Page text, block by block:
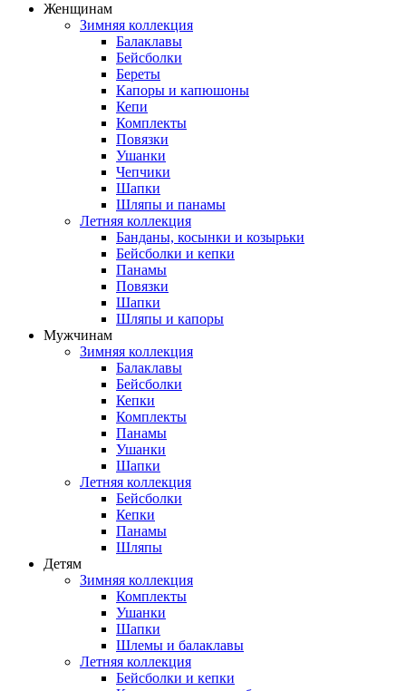
Женщинам
Зимняя коллекция
Балаклавы
Бейсболки
Береты
Капоры и капюшоны
Кепи
Комплекты
Повязки
Ушанки
Чепчики
Шапки
Шляпы и панамы
Летняя коллекция
Банданы, косынки и козырьки
Бейсболки и кепки
Панамы
Повязки
Шапки
Шляпы и капоры
Мужчинам
Зимняя коллекция
Балаклавы
Бейсболки
Кепки
Комплекты
Панамы
Ушанки
Шапки
Летняя коллекция
Бейсболки
Кепки
Панамы
Шляпы
Детям
Зимняя коллекция
Комплекты
Ушанки
Шапки
Шлемы и балаклавы
Летняя коллекция
Бейсболки и кепки